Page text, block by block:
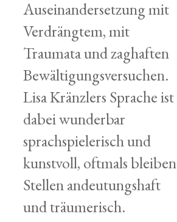
Auseinandersetzung mit
Verdrängtem, mit
Traumata und zaghaften
Bewältigungsversuchen.
Lisa Kränzlers Sprache ist
dabei wunderbar
sprachspielerisch und
kunstvoll, oftmals bleiben
Stellen andeutungshaft
und träumerisch.